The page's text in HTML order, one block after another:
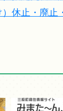
）休止・廃止